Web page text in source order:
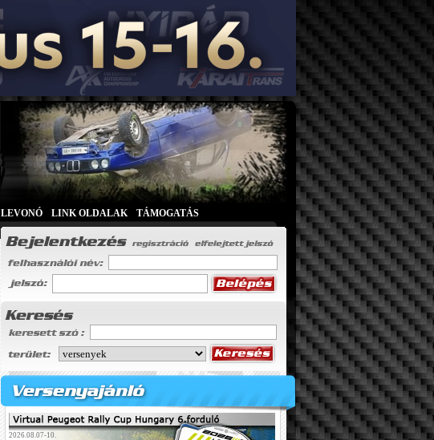
LEVONÓ LINK OLDALAK TÁMOGATÁS
2026.08.07-10.